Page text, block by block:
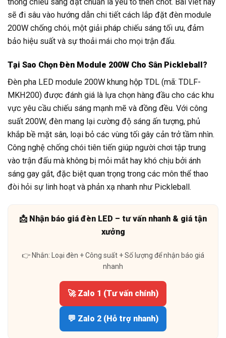
sẽ đi sâu vào hướng dẫn chi tiết cách lắp đặt đèn module
200W chống chói, một giải pháp chiếu sáng tối ưu, đảm
bảo hiệu suất và sự thoải mái cho mọi trận đấu.
Tại Sao Chọn Đèn Module 200W Cho Sân Pickleball?
Đèn pha LED module 200W khung hộp TDL (mã: TDLF-
MKH200) được đánh giá là lựa chọn hàng đầu cho các khu
vực yêu cầu chiếu sáng mạnh mẽ và đồng đều. Với công
suất 200W, đèn mang lại cường độ sáng ấn tượng, phủ
khắp bề mặt sân, loại bỏ các vùng tối gây cản trở tầm nhìn.
Công nghệ chống chói tiên tiến giúp người chơi tập trung
vào trận đấu mà không bị mỏi mắt hay khó chịu bởi ánh
sáng gay gắt, đặc biệt quan trọng trong các môn thể thao
đòi hỏi sự linh hoạt và phản xạ nhanh như Pickleball.
📩 Nhận báo giá đèn LED – tư vấn nhanh & giá tận
xưởng
👉 Nhắn: Loại đèn + Công suất + Số lượng để nhận báo giá
nhanh
🚀 Zalo 1 (Tư vấn chính)
💬 Zalo 2 (Hỗ trợ nhanh)